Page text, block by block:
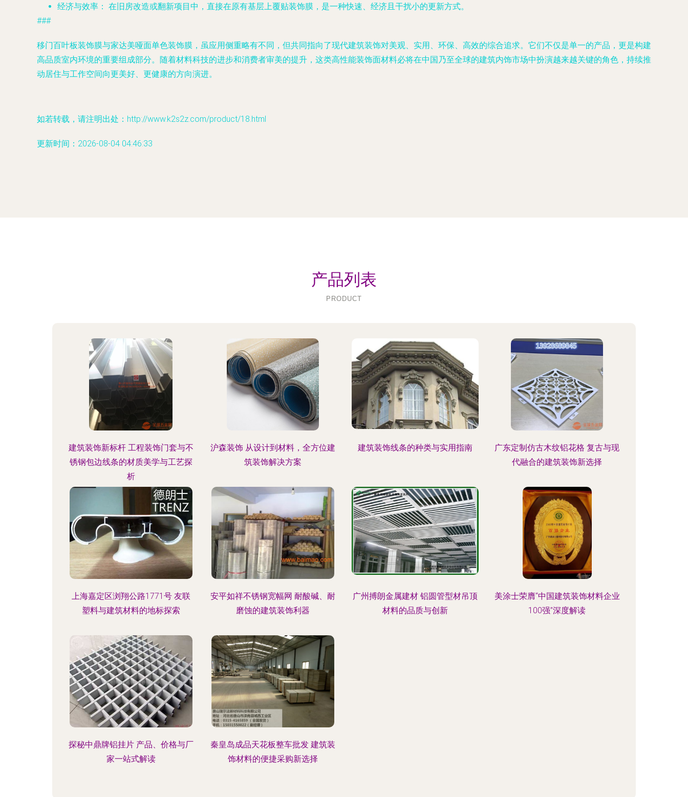
经济与效率： 在旧房改造或翻新项目中，直接在原有基层上覆贴装饰膜，是一种快速、经济且干扰小的更新方式。
###
移门百叶板装饰膜与家达美哑面单色装饰膜，虽应用侧重略有不同，但共同指向了现代建筑装饰对美观、实用、环保、高效的综合追求。它们不仅是单一的产品，更是构建
高品质室内环境的重要组成部分。随着材料科技的进步和消费者审美的提升，这类高性能装饰面材料必将在中国乃至全球的建筑内饰市场中扮演越来越关键的角色，持续推
动居住与工作空间向更美好、更健康的方向演进。
如若转载，请注明出处：http://www.k2s2z.com/product/18.html
更新时间：2026-08-04 04:46:33
产品列表
PRODUCT
建筑装饰新标杆 工程装饰门套与不
锈钢包边线条的材质美学与工艺探
析
沪森装饰 从设计到材料，全方位建
筑装饰解决方案
建筑装饰线条的种类与实用指南
广东定制仿古木纹铝花格 复古与现
代融合的建筑装饰新选择
上海嘉定区浏翔公路1771号 友联
塑料与建筑材料的地标探索
安平如祥不锈钢宽幅网 耐酸碱、耐
磨蚀的建筑装饰利器
广州搏朗金属建材 铝圆管型材吊顶
材料的品质与创新
美涂士荣膺“中国建筑装饰材料企业
100强”深度解读
探秘中鼎牌铝挂片 产品、价格与厂
家一站式解读
秦皇岛成品天花板整车批发 建筑装
饰材料的便捷采购新选择